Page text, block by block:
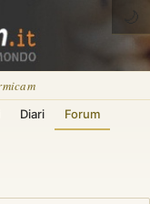
Diari Forum
🌙